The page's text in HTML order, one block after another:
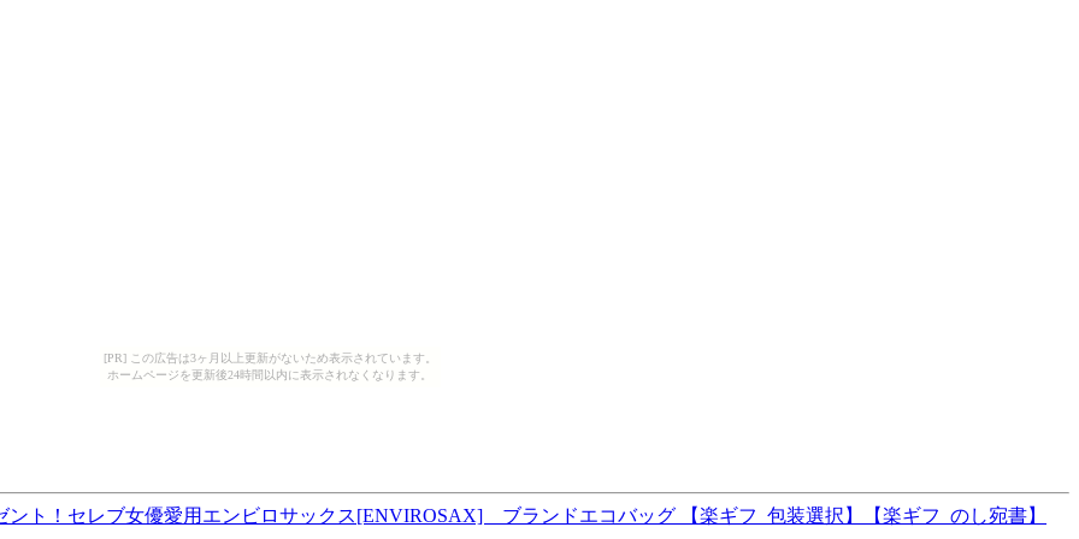
[PR] この広告は3ヶ月以上更新がないため表示されています。
ホームページを更新後24時間以内に表示されなくなります。